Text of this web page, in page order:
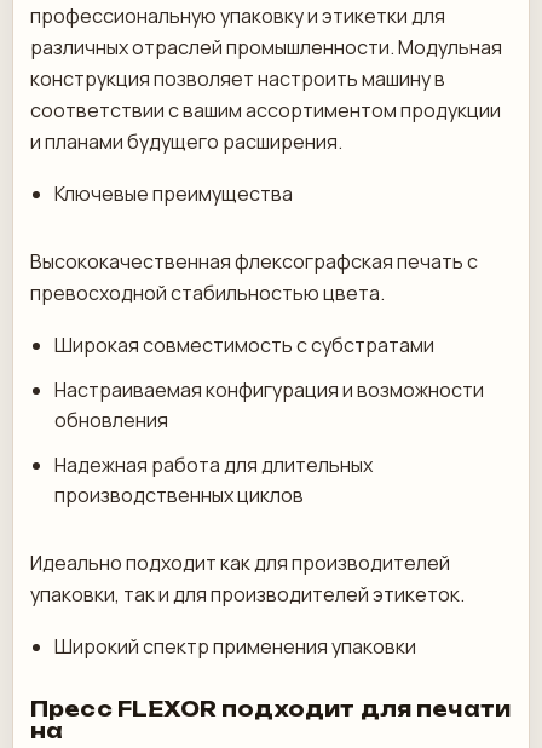
профессиональную упаковку и этикетки для
различных отраслей промышленности. Модульная
конструкция позволяет настроить машину в
соответствии с вашим ассортиментом продукции
и планами будущего расширения.
Ключевые преимущества
Высококачественная флексографская печать с
превосходной стабильностью цвета.
Широкая совместимость с субстратами
Настраиваемая конфигурация и возможности
обновления
Надежная работа для длительных
производственных циклов
Идеально подходит как для производителей
упаковки, так и для производителей этикеток.
Широкий спектр применения упаковки
Пресс FLEXOR подходит для печати
на